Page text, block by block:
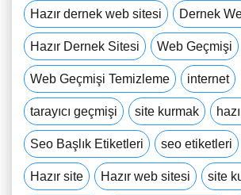
Hazır dernek web sitesi Dernek
Hazır Dernek Sitesi Web Geçmişi
Web Geçmişi Temizleme internet
tarayıcı geçmişi site kurmak
Seo Başlık Etiketleri seo etiketleri
Hazır site Hazır web sitesi site